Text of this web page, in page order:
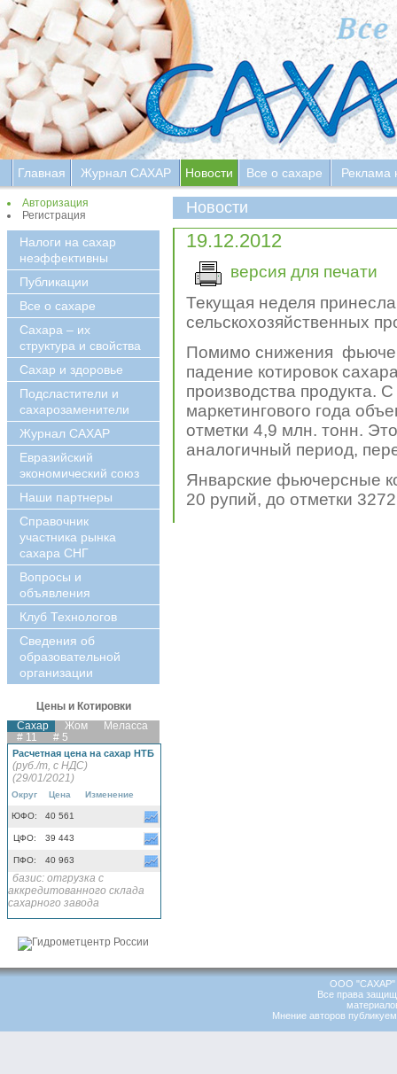
Главная Журнал САХАР Новости Все о сахаре Реклама
Авторизация
Регистрация
Налоги на сахар
неэффективны
Публикации
Все о сахаре
Сахара – их
структура и свойства
Сахар и здоровье
Подсластители и
сахарозаменители
Журнал САХАР
Евразийский
экономический союз
Наши партнеры
Справочник
участника рынка
сахара СНГ
Вопросы и
объявления
Клуб Технологов
Сведения об
образовательной
организации
Цены и Котировки
Сахар
Жом
Меласса
# 11
# 5
Расчетная цена на сахар НТБ
(руб./т, с НДС)
(29/01/2021)
Округ Цена Изменение
ЮФО: 40 561
ЦФО: 39 443
ПФО: 40 963
базис: отгрузка с
аккредитованного склада
сахарного завода
Новости
19.12.2012
версия для печати
Текущая неделя
сельскохозяйственных
Помимо снижения
падение котировок
производства продукта.
маркетингового года
отметки 4,9 млн. тонн.
аналогичный период,
Январские фьючерсные
20 рупий, до отметки
ООО "САХАР"
Все права
Мнение авторов